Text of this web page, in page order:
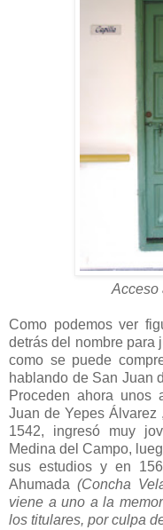
Acceso
Como podemos ver
detrás del nombre para
como se puede
hablando de San Juan
Proceden ahora unos
Juan de Yepes Álvarez
1542, ingresó muy
Medina del Campo,
sus estudios y en
Ahumada (Concha
viene a uno a la
los titulares, por culpa